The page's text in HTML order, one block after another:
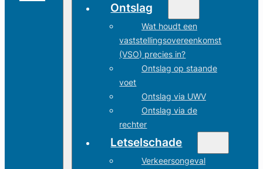
Ontslag
Wat houdt een
vaststellingsovereenkomst
(VSO) precies in?
Ontslag op staande
voet
Ontslag via UWV
Ontslag via de
rechter
Letselschade
Verkeersongeval